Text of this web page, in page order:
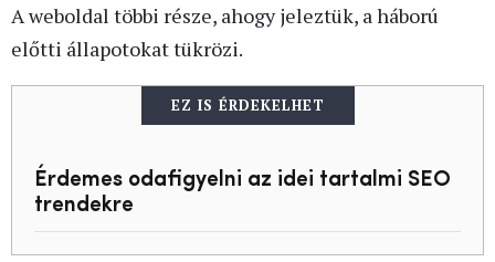
A weboldal többi része, ahogy jeleztük, a háború
előtti állapotokat tükrözi.
EZ IS ÉRDEKELHET
Érdemes odafigyelni az idei tartalmi SEO
trendekre